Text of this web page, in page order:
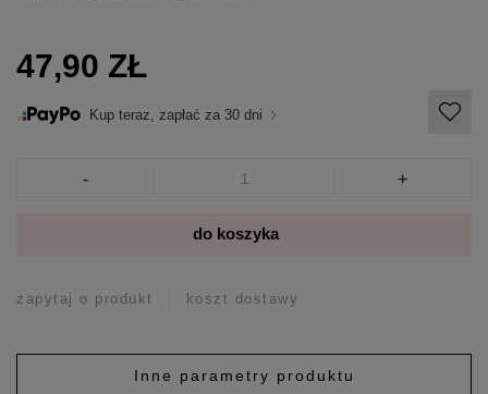
47,90 ZŁ
Kup teraz, zapłać za 30 dni
- +
do koszyka
zapytaj o produkt koszt dostawy
Inne parametry produktu